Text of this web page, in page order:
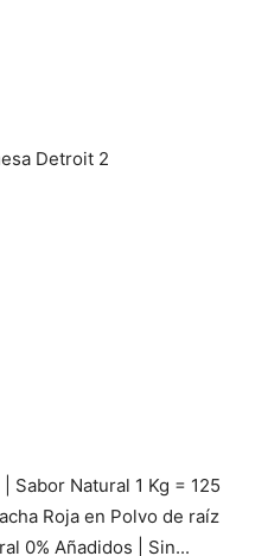
Detroit 2
Sabor Natural 1 Kg = 125
Roja en Polvo de raíz
0% Añadidos | Sin...